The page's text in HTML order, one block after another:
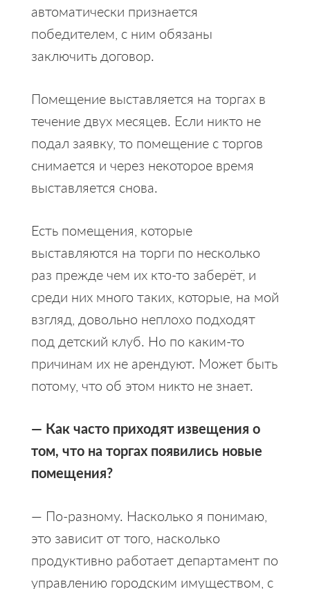
автоматически признается
победителем, с ним обязаны
заключить договор.
Помещение выставляется на торгах в
течение двух месяцев. Если никто не
подал заявку, то помещение с торгов
снимается и через некоторое время
выставляется снова.
Есть помещения, которые
выставляются на торги по несколько
раз прежде чем их кто-то заберёт, и
среди них много таких, которые, на мой
взгляд, довольно неплохо подходят
под детский клуб. Но по каким-то
причинам их не арендуют. Может быть
потому, что об этом никто не знает.
— Как часто приходят извещения о
том, что на торгах появились новые
помещения?
— По-разному. Насколько я понимаю,
это зависит от того, насколько
продуктивно работает департамент по
управлению городским имуществом, с